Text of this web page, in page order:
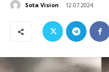
Sota Vision 12.07.2024